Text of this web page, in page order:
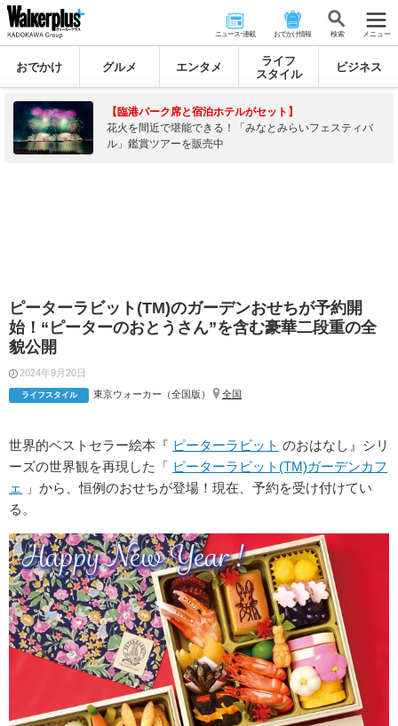
ニュース･連載 おでかけ情報 検 索 メニュー
おでかけ グルメ エンタメ
ライフ
スタイル
ビジネス
【臨港パーク席と宿泊ホテルがセット】
花火を間近で堪能できる！「みなとみらいフェスティバ
ル」鑑賞ツアーを販売中
ピーターラビット(TM)のガーデンおせちが予約開
始！“ピーターのおとうさん”を含む豪華二段重の全
貌公開
2024年9月20日
ライフスタイル 東京ウォーカー（全国版） 全国
世界的ベストセラー絵本『 ピーターラビット のおはなし』シリ
ーズの世界観を再現した「 ピーターラビット(TM)ガーデンカフ
ェ
」から、恒例のおせちが登場！現在、予約を受け付けてい
る。